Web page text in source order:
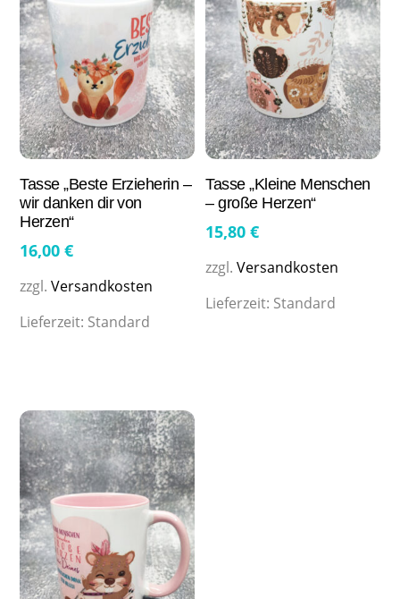
Tasse „Beste Erzieherin –
wir danken dir von
Herzen“
16,00€
zzgl.Versandkosten
Lieferzeit: Standard
Tasse „Kleine Menschen
– große Herzen“
15,80€
zzgl.Versandkosten
Lieferzeit: Standard